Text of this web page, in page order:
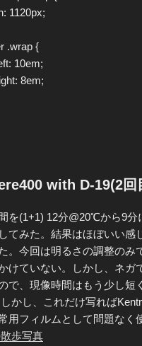
1120px;
.wrap {
10em;
8em;
with D-19(2
を(1+1) 12分@20℃から9分
てみた。結果はほぼいい感
。今回は明るさの調整のみ
けていない。しかし、ネガ
で、現像時間はもう少し短
かし、これだけ写れば
用フィルムとして問題なく
歩写真